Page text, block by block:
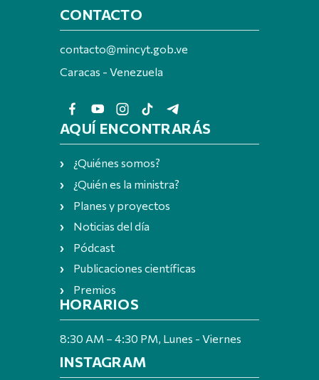
CONTACTO
contacto@mincyt.gob.ve
Caracas - Venezuela
AQUÍ ENCONTRARÁS
¿Quiénes somos?
¿Quién es la ministra?
Planes y proyectos
Noticias del día
Pódcast
Publicaciones científicas
Premios
HORARIOS
8:30 AM – 4:30 PM, Lunes - Viernes
INSTAGRAM